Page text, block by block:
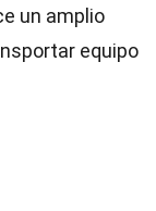
un amplio
equipo